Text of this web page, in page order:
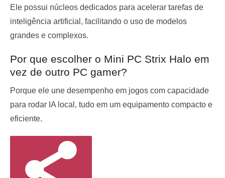
Ele possui núcleos dedicados para acelerar tarefas de
inteligência artificial, facilitando o uso de modelos
grandes e complexos.
Por que escolher o Mini PC Strix Halo em
vez de outro PC gamer?
Porque ele une desempenho em jogos com capacidade
para rodar IA local, tudo em um equipamento compacto e
eficiente.